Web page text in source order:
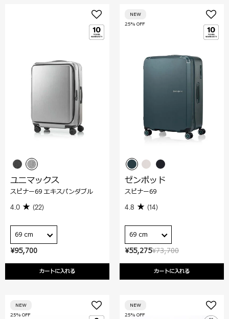
¥95,700
カートに入れる
ユニマックス
スピナー69 エキスパンダブル
4.0 (22)
69 cm
¥73,700
¥55,275
カートに入れる
25% OFF
NEW
ゼンポッド
スピナー69
4.8 (14)
69 cm
25% OFF
NEW
25% OFF
NEW